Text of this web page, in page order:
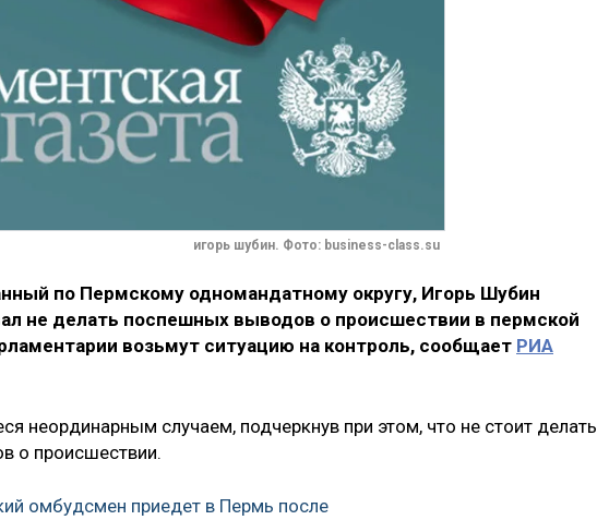
игорь шубин. Фото: business-class.su
по Пермскому одномандатному округу, Игорь Шубин
не делать поспешных выводов о происшествии в пермской
возьмут ситуацию на контроль, сообщает РИА
неординарным случаем, подчеркнув при этом, что не стоит делать
о происшествии.
омбудсмен приедет в Пермь после